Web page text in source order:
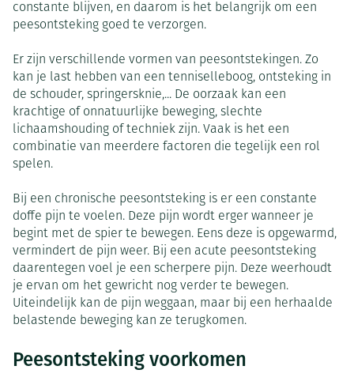
constante blijven, en daarom is het belangrijk om een
peesontsteking goed te verzorgen.
Er zijn verschillende vormen van peesontstekingen. Zo
kan je last hebben van een tenniselleboog, ontsteking in
de schouder, springersknie,... De oorzaak kan een
krachtige of onnatuurlijke beweging, slechte
lichaamshouding of techniek zijn. Vaak is het een
combinatie van meerdere factoren die tegelijk een rol
spelen.
Bij een chronische peesontsteking is er een constante
doffe pijn te voelen. Deze pijn wordt erger wanneer je
begint met de spier te bewegen. Eens deze is opgewarmd,
vermindert de pijn weer. Bij een acute peesontsteking
daarentegen voel je een scherpere pijn. Deze weerhoudt
je ervan om het gewricht nog verder te bewegen.
Uiteindelijk kan de pijn weggaan, maar bij een herhaalde
belastende beweging kan ze terugkomen.
Peesontsteking voorkomen